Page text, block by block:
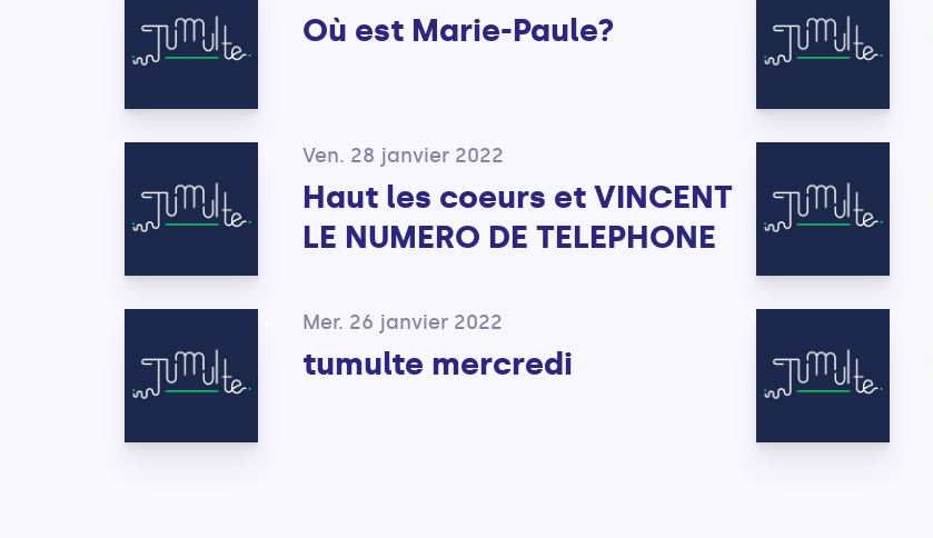
Où est Marie-Paule?
Ven. 28 janvier 2022
Haut les coeurs et VINCENT
LE NUMERO DE TELEPHONE
Mer. 26 janvier 2022
tumulte mercredi